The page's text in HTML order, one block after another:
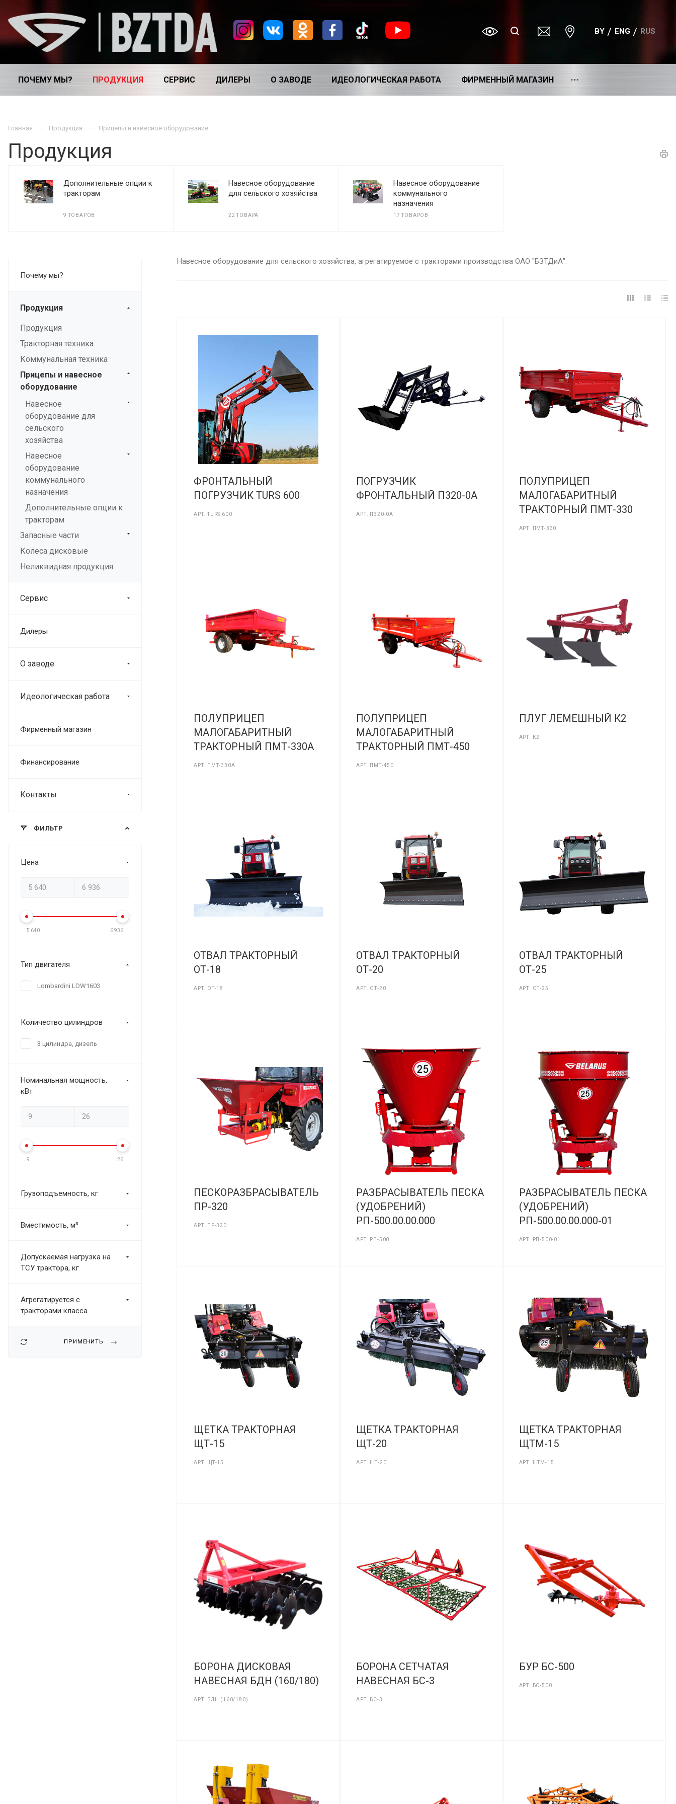
BY ENG RUS
ПОЧЕМУ МЫ? ПРОДУКЦИЯ СЕРВИС ДИЛЕРЫ О ЗАВОДЕ ИДЕОЛОГИЧЕСКАЯ РАБОТА ФИРМЕННЫЙ МАГАЗИН
Главная Продукция Прицепы и навесное оборудование
Продукция
Дополнительные опции к
тракторам
9 ТОВАРОВ
Навесное оборудование
для сельского хозяйства
22 ТОВАРА
Навесное оборудование
коммунального
назначения
17 ТОВАРОВ
Почему мы?
Продукция
Продукция
Тракторная техника
Коммунальная техника
Прицепы и навесное
оборудование
Навесное
оборудование для
сельского
хозяйства
Навесное
оборудование
коммунального
назначения
Дополнительные опции к
тракторам
Запасные части
Колеса дисковые
Неликвидная продукция
Сервис
Дилеры
О заводе
Идеологическая работа
Фирменный магазин
Финансирование
Контакты
ФИЛЬТР
Цена
5 640 6 936
Тип двигателя
Lombardini LDW1603
Количество цилиндров
3 цилиндра, дизель
Номинальная мощность,
кВт
9 26
Грузоподъемность, кг
Вместимость, м³
Допускаемая нагрузка на
ТСУ трактора, кг
Агрегатируется с
тракторами класса
ПРИМЕНИТЬ
Навесное оборудование для сельского хозяйства, агрегатируемое с тракторами производства ОАО "БЗТДиА".
ФРОНТАЛЬНЫЙ
ПОГРУЗЧИК TURS 600
АРТ.TURS 600
ПОГРУЗЧИК
ФРОНТАЛЬНЫЙ П320-0А
АРТ. П320-0А
ПОЛУПРИЦЕП
МАЛОГАБАРИТНЫЙ
ТРАКТОРНЫЙ ПМТ-330
АРТ. ПМТ-330
ПОЛУПРИЦЕП
МАЛОГАБАРИТНЫЙ
ТРАКТОРНЫЙ ПМТ-330А
АРТ. ПМТ-330А
ПОЛУПРИЦЕП
МАЛОГАБАРИТНЫЙ
ТРАКТОРНЫЙ ПМТ-450
АРТ. ПМТ-450
ПЛУГ ЛЕМЕШНЫЙ К2
АРТ. К2
ОТВАЛ ТРАКТОРНЫЙ
ОТ-18
АРТ. ОТ-18
ОТВАЛ ТРАКТОРНЫЙ
ОТ-20
АРТ. ОТ-20
ОТВАЛ ТРАКТОРНЫЙ
ОТ-25
АРТ. ОТ-25
ПЕСКОРАЗБРАСЫВАТЕЛЬ
ПР-320
АРТ. ПР-320
РАЗБРАСЫВАТЕЛЬ ПЕСКА
(УДОБРЕНИЙ)
РП-500.00.00.000
АРТ. РП-500
РАЗБРАСЫВАТЕЛЬ ПЕСКА
(УДОБРЕНИЙ)
РП-500.00.00.000-01
АРТ. РП-500-01
ЩЕТКА ТРАКТОРНАЯ
ЩТ-15
АРТ. ЩТ-15
ЩЕТКА ТРАКТОРНАЯ
ЩТ-20
АРТ. ЩТ-20
ЩЕТКА ТРАКТОРНАЯ
ЩТМ-15
АРТ. ЩТМ-15
БОРОНА ДИСКОВАЯ
НАВЕСНАЯ БДН (160/180)
АРТ. БДН (160/180)
БОРОНА СЕТЧАТАЯ
НАВЕСНАЯ БС-3
АРТ. БС-3
БУР БС-500
АРТ. БС-500